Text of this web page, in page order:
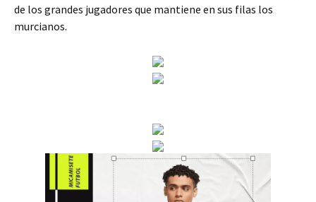
de los grandes jugadores que mantiene en sus filas los
murcianos.